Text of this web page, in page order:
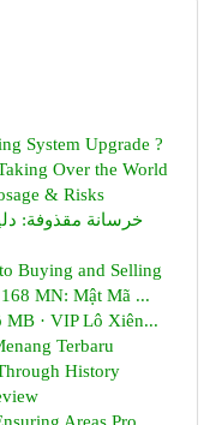
System Upgrade ?
Over the World
& Risks
Buying and Selling
MN: Mật Mã ...
MB · VIP Lô Xiên...
Terbaru
History